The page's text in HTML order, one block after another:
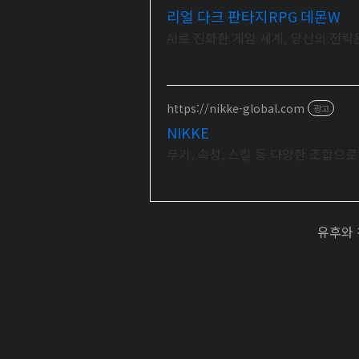
리얼 다크 판타지RPG 데몬W
https://nikke-global.com 광고
NIKKE
유후와